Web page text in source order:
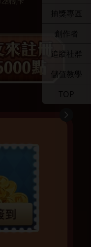
抽獎專區
創作者
追蹤社群
儲值教學
TOP